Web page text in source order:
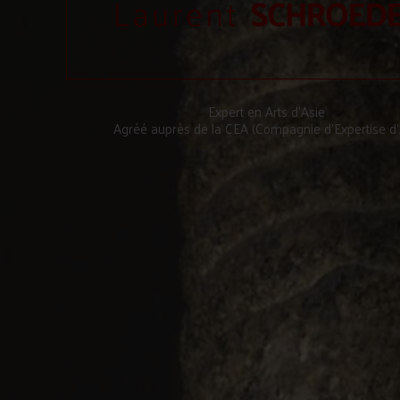
Expert en Arts d’Asie
Agréé auprès de la CEA (Compagnie d’Expertise